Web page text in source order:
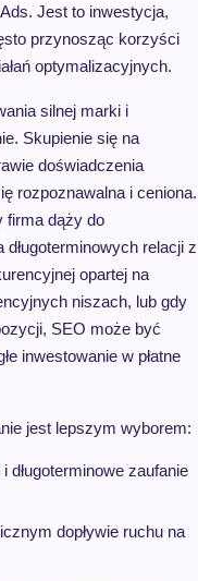
Jest to inwestycja,
przynosząc korzyści
optymalizacyjnych.
silnej marki i
Skupienie się na
doświadczenia
rozpoznawalna i ceniona.
firma dąży do
relacji z
opartej na
niszach, lub gdy
SEO może być
inwestowanie w płatne
jest lepszym wyborem:
zaufanie
dopływie ruchu na